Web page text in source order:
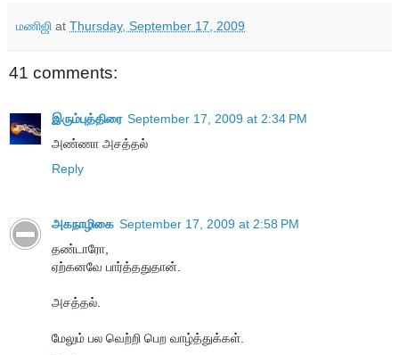
மணிஜி at Thursday, September 17, 2009
41 comments:
இரும்புத்திரை September 17, 2009 at 2:34 PM
அண்ணா அசத்தல்
Reply
அகநாழிகை September 17, 2009 at 2:58 PM
தண்டாரோ,
ஏற்கனவே பார்த்ததுதான்.
அசத்தல்.
மேலும் பல வெற்றி பெற வாழ்த்துக்கள்.